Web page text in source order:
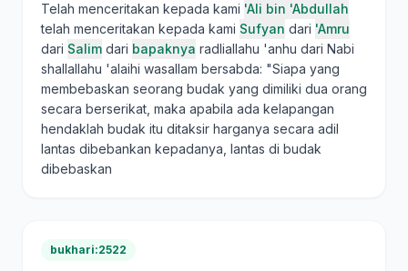
Telah menceritakan kepada kami 'Ali bin 'Abdullah
telah menceritakan kepada kami Sufyan dari 'Amru
dari Salim dari bapaknya radliallahu 'anhu dari Nabi
shallallahu 'alaihi wasallam bersabda: "Siapa yang
membebaskan seorang budak yang dimiliki dua orang
secara berserikat, maka apabila ada kelapangan
hendaklah budak itu ditaksir harganya secara adil
lantas dibebankan kepadanya, lantas di budak
dibebaskan
bukhari:2522